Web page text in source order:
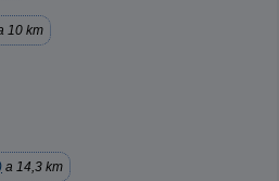
10 km
a 14,3 km